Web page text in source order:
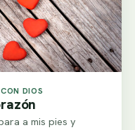
DIOS
a mis pies y